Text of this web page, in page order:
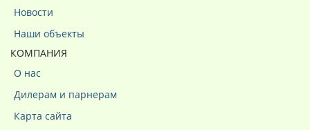
Новости
Наши объекты
КОМПАНИЯ
О нас
Дилерам и парнерам
Карта сайта